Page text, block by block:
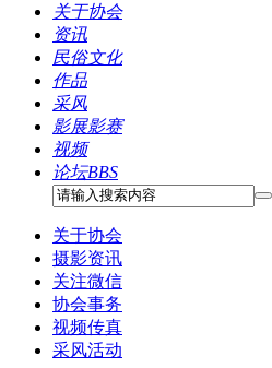
关于协会
资讯
民俗文化
作品
采风
影展影赛
视频
论坛BBS
关于协会
摄影资讯
关注微信
协会事务
视频传真
采风活动